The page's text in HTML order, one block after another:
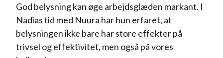
God belysning kan øge arbejdsglæden markant. I
Nadias tid med Nuura har hun erfaret, at
belysningen ikke bare har store effekter på
trivsel og effektivitet, men også på vores